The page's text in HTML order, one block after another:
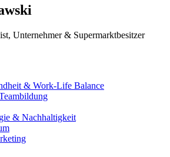
Unternehmer & Supermarktbesitzer
& Work-Life Balance
& Nachhaltigkeit